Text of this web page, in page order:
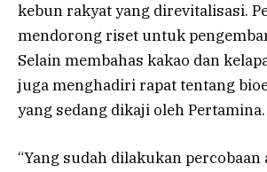
kebun rakyat yang direvitalisasi.
mendorong riset untuk
Selain membahas kakao dan
juga menghadiri rapat tentang
yang sedang dikaji oleh Pertamina.
“Yang sudah dilakukan percobaan